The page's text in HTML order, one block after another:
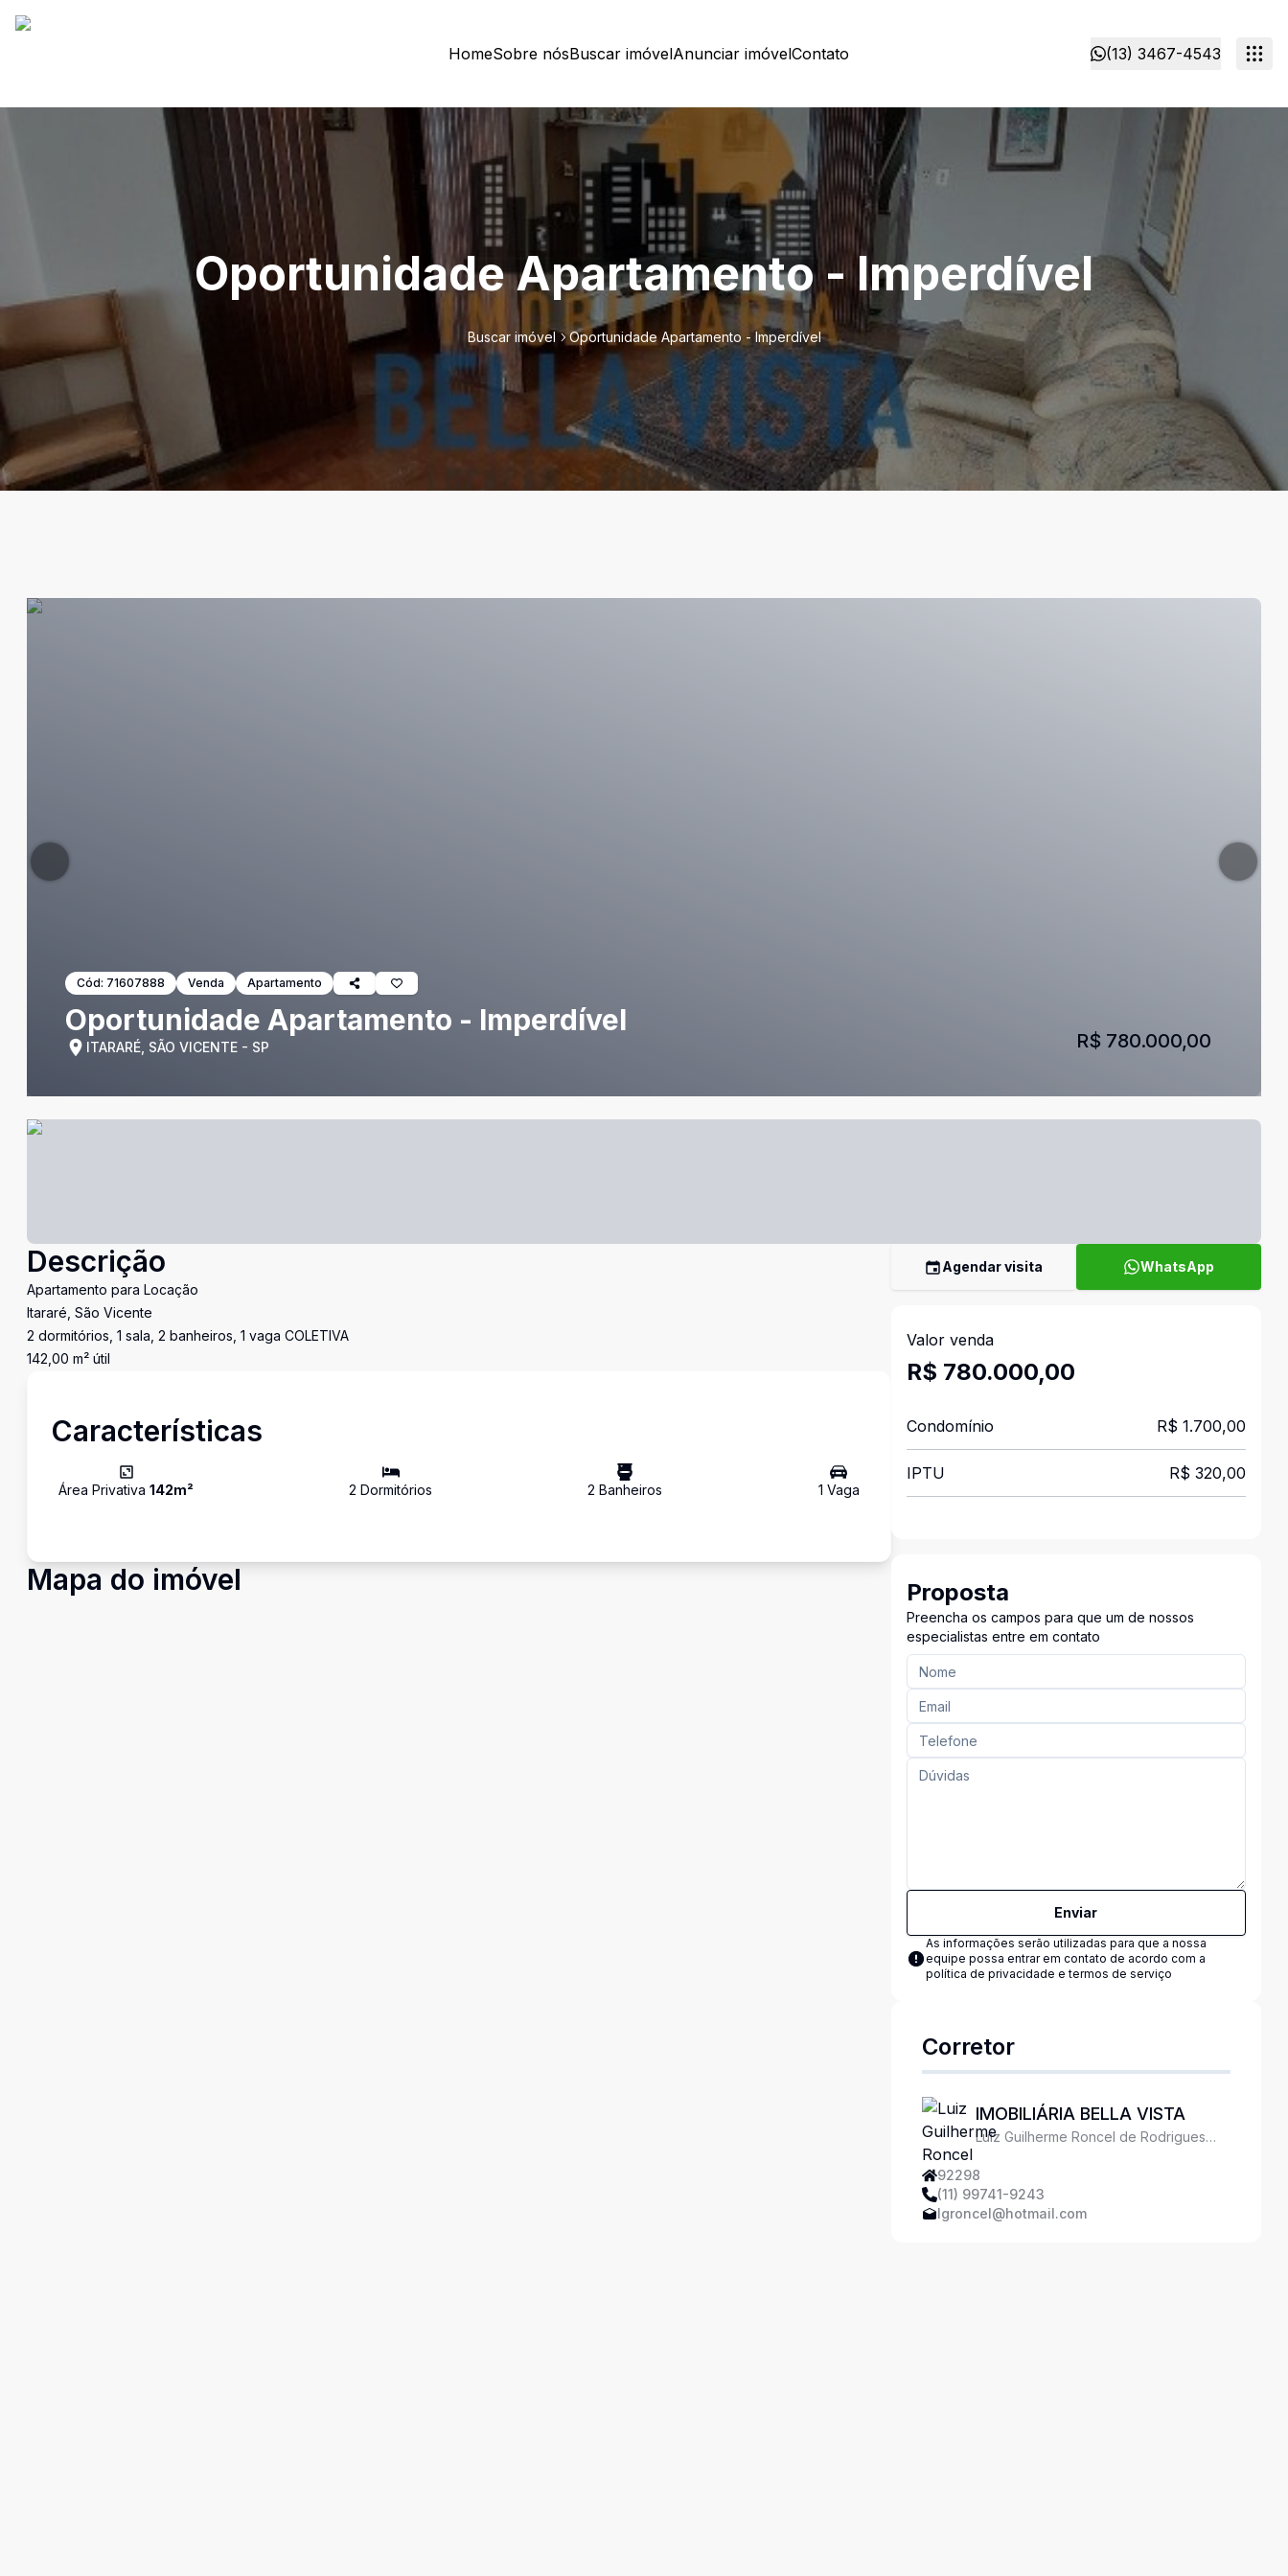
HomeSobre nósBuscar imóvelAnunciar imóvelContato (13) 3467-4543
Oportunidade Apartamento - Imperdível
Buscar imóvel Oportunidade Apartamento - Imperdível
Cód: 71607888 Venda Apartamento
Oportunidade Apartamento - Imperdível
ITARARÉ, SÃO VICENTE - SP R$ 780.000,00
Descrição
Apartamento para Locação
Itararé, São Vicente
2 dormitórios, 1 sala, 2 banheiros, 1 vaga COLETIVA
142,00 m² útil
Características
Área Privativa 142m² 2 Dormitórios 2 Banheiros 1 Vaga
Mapa do imóvel
Agendar visita WhatsApp
Valor venda
R$ 780.000,00
Condomínio R$ 1.700,00
IPTU R$ 320,00
Proposta
Preencha os campos para que um de nossos
especialistas entre em contato
Enviar
As informações serão utilizadas para que a nossa
equipe possa entrar em contato de acordo com a
política de privacidade e termos de serviço
Corretor
IMOBILIÁRIA BELLA VISTA
Luiz Guilherme Roncel de Rodrigues
92298
(11) 99741-9243
lgroncel@hotmail.com